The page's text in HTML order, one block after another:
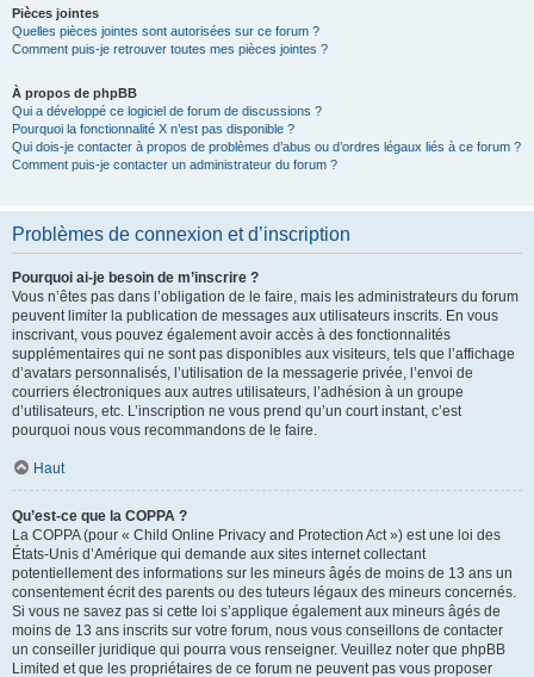
Pièces jointes
Quelles pièces jointes sont autorisées sur ce forum ?
Comment puis-je retrouver toutes mes pièces jointes ?
À propos de phpBB
Qui a développé ce logiciel de forum de discussions ?
Pourquoi la fonctionnalité X n’est pas disponible ?
Qui dois-je contacter à propos de problèmes d’abus ou d’ordres légaux liés à ce forum ?
Comment puis-je contacter un administrateur du forum ?
Problèmes de connexion et d’inscription
Pourquoi ai-je besoin de m’inscrire ?
Vous n’êtes pas dans l’obligation de le faire, mais les administrateurs du forum
peuvent limiter la publication de messages aux utilisateurs inscrits. En vous
inscrivant, vous pouvez également avoir accès à des fonctionnalités
supplémentaires qui ne sont pas disponibles aux visiteurs, tels que l’affichage
d’avatars personnalisés, l’utilisation de la messagerie privée, l’envoi de
courriers électroniques aux autres utilisateurs, l’adhésion à un groupe
d’utilisateurs, etc. L’inscription ne vous prend qu’un court instant, c’est
pourquoi nous vous recommandons de le faire.
Haut
Qu’est-ce que la COPPA ?
La COPPA (pour « Child Online Privacy and Protection Act ») est une loi des
États-Unis d’Amérique qui demande aux sites internet collectant
potentiellement des informations sur les mineurs âgés de moins de 13 ans un
consentement écrit des parents ou des tuteurs légaux des mineurs concernés.
Si vous ne savez pas si cette loi s’applique également aux mineurs âgés de
moins de 13 ans inscrits sur votre forum, nous vous conseillons de contacter
un conseiller juridique qui pourra vous renseigner. Veuillez noter que phpBB
Limited et que les propriétaires de ce forum ne peuvent pas vous proposer